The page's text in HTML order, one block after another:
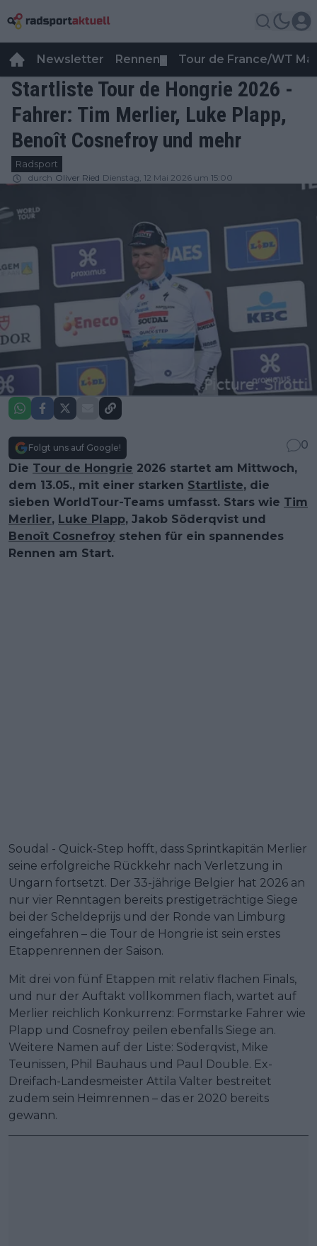
Newsletter Rennen Tour de France/WT
Startliste Tour de Hongrie 2026 -
Fahrer: Tim Merlier, Luke Plapp,
Benoît Cosnefroy und mehr
Radsport
durch Oliver Ried Dienstag, 12 Mai 2026 um 15:00
Folgt uns auf Google!
0
Die Tour de Hongrie 2026 startet am Mittwoch,
dem 13.05., mit einer starken Startliste, die
sieben WorldTour-Teams umfasst. Stars wie Tim
Merlier, Luke Plapp, Jakob Söderqvist und
Benoît Cosnefroy stehen für ein spannendes
Rennen am Start.
Soudal - Quick-Step hofft, dass Sprintkapitän Merlier
seine erfolgreiche Rückkehr nach Verletzung in
Ungarn fortsetzt. Der 33-jährige Belgier hat 2026 an
nur vier Renntagen bereits prestigeträchtige Siege
bei der Scheldeprijs und der Ronde van Limburg
eingefahren – die Tour de Hongrie ist sein erstes
Etappenrennen der Saison.
Mit drei von fünf Etappen mit relativ flachen Finals,
und nur der Auftakt vollkommen flach, wartet auf
Merlier reichlich Konkurrenz: Formstarke Fahrer wie
Plapp und Cosnefroy peilen ebenfalls Siege an.
Weitere Namen auf der Liste: Söderqvist, Mike
Teunissen, Phil Bauhaus und Paul Double. Ex-
Dreifach-Landesmeister Attila Valter bestreitet
zudem sein Heimrennen – das er 2020 bereits
gewann.